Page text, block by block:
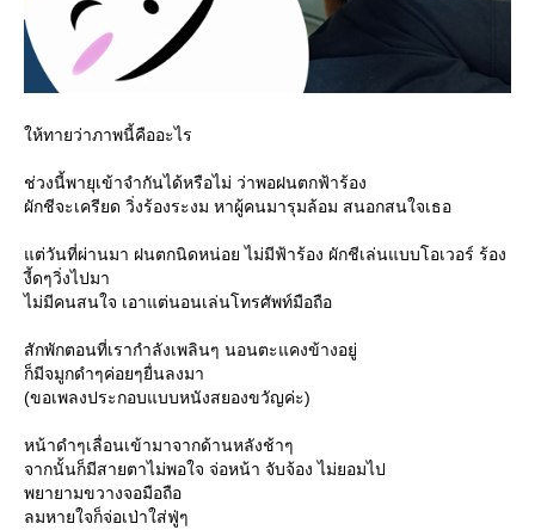
ห้ทายว่าภาพนี้คืออะไร
ช่วงนี้พายุเข้าจำกันได้หรือไม่ ว่าพอฝนตกฟ้าร้อง
ผักชีจะเครียด วิ่งร้องระงม หาผู้คนมารุมล้อม สนอกสนใจเธอ
ต่วันที่ผ่านมา ฝนตกนิดหน่อย ไม่มีฟ้าร้อง ผักชีเล่นแบบโอเวอร์ ร้อง
งี้ดๆวิ่งไปมา
ไม่มีคนสนใจ เอาแต่นอนเล่นโทรศัพท์มือถือ
สักพักตอนที่เรากำลังเพลินๆ นอนตะแคงข้างอยู่
ก็มีจมูกดำๆค่อยๆยื่นลงมา
(ขอเพลงประกอบแบบหนังสยองขวัญค่ะ)
หน้าดำๆเลื่อนเข้ามาจากด้านหลังช้าๆ
จากนั้นก็มีสายตาไม่พอใจ จ่อหน้า จับจ้อง ไม่ยอมไป
พยายามขวางจอมือถือ
ลมหายใจก็จ่อเป่าใส่ฟู่ๆ